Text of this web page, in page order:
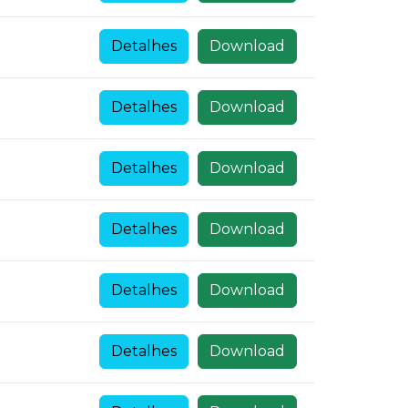
Download
Detalhes
Download
Detalhes
Download
Detalhes
Download
Detalhes
Download
Detalhes
Download
Detalhes